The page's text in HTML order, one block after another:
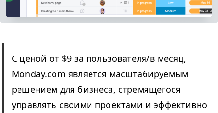
С ценой от $9 за пользователя/​в месяц,
Monday​.com является масштабируемым
решением для бизнеса, стремящегося
управлять своими проектами и эффективно